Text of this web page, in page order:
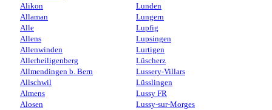
Alikon
Allaman
Alle
Allens
Allenwinden
Allerheiligenberg
Allmendingen b. Bern
Allschwil
Almens
Alosen
Lunden
Lungern
Lupfig
Lupsingen
Lurtigen
Lüscherz
Lussery-Villars
Lüsslingen
Lussy FR
Lussy-sur-Morges